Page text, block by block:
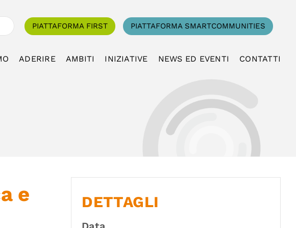
PIATTAFORMA FIRST PIATTAFORMA SMARTCOMMUNITIES
ADERIRE AMBITI INIZIATIVE NEWS ED EVENTI CONTATTI
e
DETTAGLI